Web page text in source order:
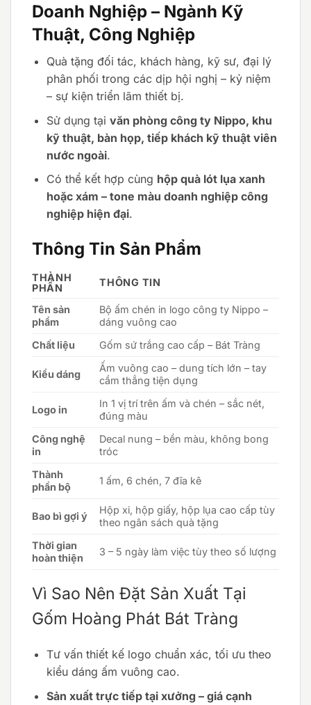
Doanh Nghiệp – Ngành Kỹ
Thuật, Công Nghiệp
Quà tặng đối tác, khách hàng, kỹ sư, đại lý
phân phối trong các dịp hội nghị – kỷ niệm
– sự kiện triển lãm thiết bị.
Sử dụng tại văn phòng công ty Nippo, khu
kỹ thuật, bàn họp, tiếp khách kỹ thuật viên
nước ngoài.
Có thể kết hợp cùng hộp quà lót lụa xanh
hoặc xám – tone màu doanh nghiệp công
nghiệp hiện đại.
Thông Tin Sản Phẩm
THÀNH
PHẦN
THÔNG TIN
Tên sản
phẩm
Bộ ấm chén in logo công ty Nippo –
dáng vuông cao
Chất liệu
Gốm sứ trắng cao cấp – Bát Tràng
Kiểu dáng
Ấm vuông cao – dung tích lớn – tay
cầm thẳng tiện dụng
Logo in
In 1 vị trí trên ấm và chén – sắc nét,
đúng màu
Công nghệ
in
Decal nung – bền màu, không bong
tróc
Thành
phần bộ
1 ấm, 6 chén, 7 đĩa kê
Bao bì gợi ý
Hộp xi, hộp giấy, hộp lụa cao cấp tùy
theo ngân sách quà tặng
Thời gian
hoàn thiện
3 – 5 ngày làm việc tùy theo số lượng
Vì Sao Nên Đặt Sản Xuất Tại
Gốm Hoàng Phát Bát Tràng
Tư vấn thiết kế logo chuẩn xác, tối ưu theo
kiểu dáng ấm vuông cao.
Sản xuất trực tiếp tại xưởng – giá cạnh